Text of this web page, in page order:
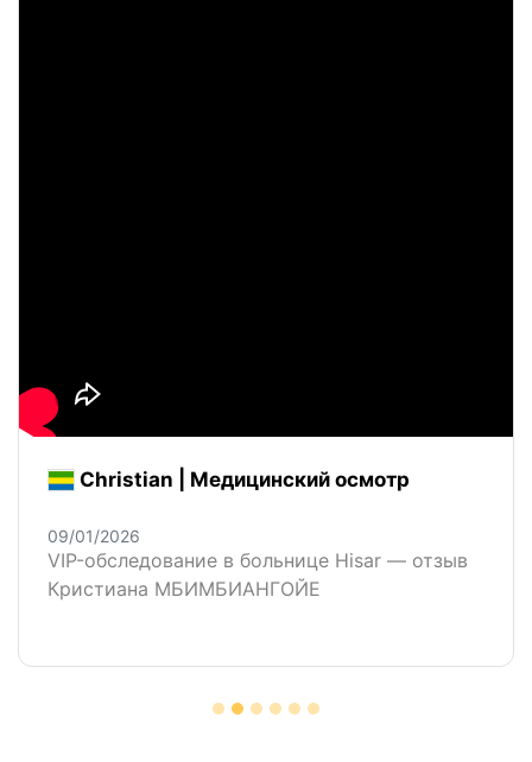
Christian | Медицинский осмотр
09/01/2026
VIP-обследование в больнице Hisar — отзыв
Кристиана МБИМБИАНГОЙЕ